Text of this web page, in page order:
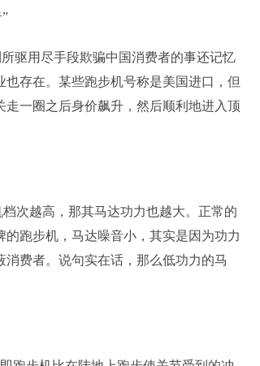
驱用尽手段欺骗中国消费者的事还记忆
存在。某些跑步机号称是美国进口，但
一圈之后身价飙升，然后顺利地进入顶
次越高，那其马达功力也越大。正常的
跑步机，马达噪音小，其实是因为功力
费者。说句实在话，那么低功力的马